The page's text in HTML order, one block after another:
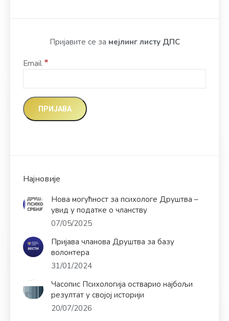
Пријавите се за мејлинг листу ДПС
Email *
Најновије
Нова могућност за психологе Друштва –
увид у податке о чланству
07/05/2025
Пријава чланова Друштва за базу
волонтера
31/01/2024
Часопис Психологија остварио најбољи
резултат у својој историји
20/07/2026